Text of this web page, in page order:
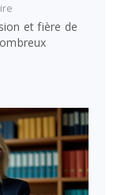
Permis
de
conduire
:
vite
avec
notre
auto-
école
et fière de